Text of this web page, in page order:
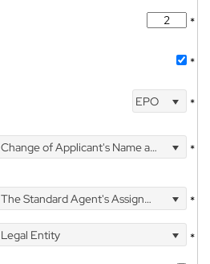
*
*
EPO *
Change of Applicant's Name and Address *
The Standard Agent's Assignment
*
Legal Entity
*